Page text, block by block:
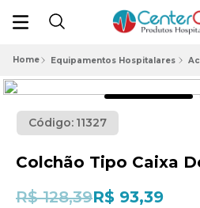
Equipamentos Hospitalares
Código: 11327
Colchão Tipo Caixa
R$ 128,39R$ 93,39